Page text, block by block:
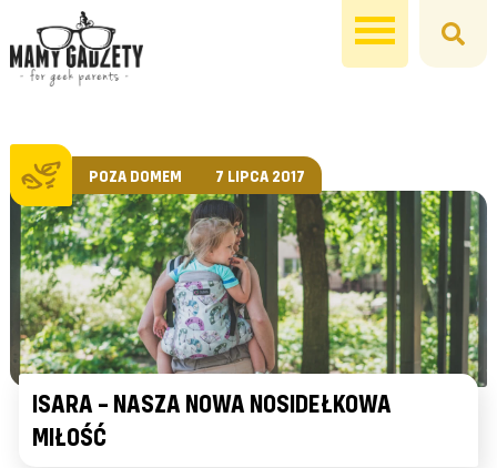
POZA DOMEM 7 LIPCA 2017
ISARA – NASZA NOWA NOSIDEŁKOWA
MIŁOŚĆ